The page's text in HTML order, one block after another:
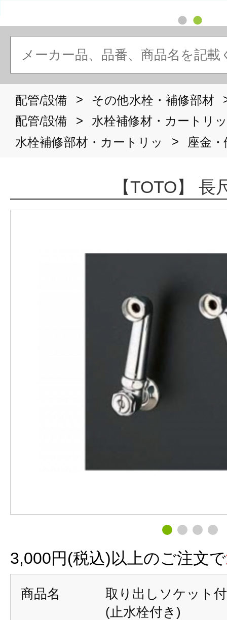
配管/設備 > その他水栓・補修部材
配管/設備
>
水栓補修材・カートリ
水栓補修部材・カートリッ
> 座金・
【TOTO】
3,000円(税込)以上のご注文で
商品名
取り出しソケット
(止水栓付き)